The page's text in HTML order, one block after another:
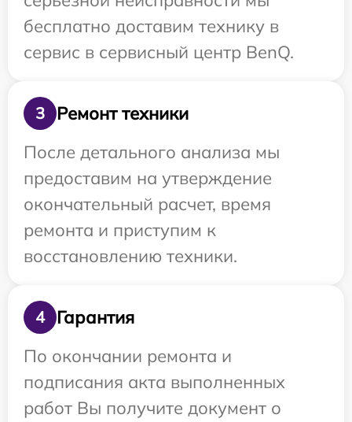
бесплатно доставим технику в
сервис в сервисный центр BenQ.
3
Ремонт техники
После детального анализа мы
предоставим на утверждение
окончательный расчет, время
ремонта и приступим к
восстановлению техники.
4
Гарантия
По окончании ремонта и
подписания акта выполненных
работ Вы получите документ о